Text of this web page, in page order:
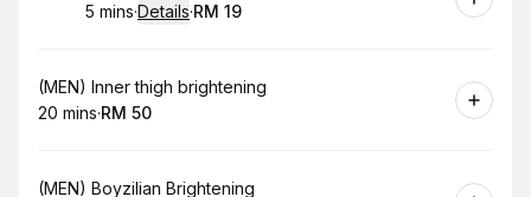
. Duration:
5 mins·Details·
.Price
RM 19
Book
(MEN) Inner thigh brightening
.Duration
20 mins·
.Price
RM 50
Book
(MEN) Boyzilian Brightening